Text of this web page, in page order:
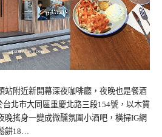
站附近新開幕深夜咖啡廳，夜晚也是餐酒
台北市大同區重慶北路三段154號，以木質
晚搖身一變成微醺氛圍小酒吧，橫掃IG網
餅18…